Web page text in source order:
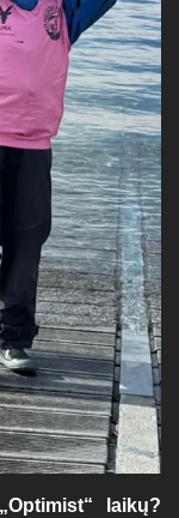
laikų?